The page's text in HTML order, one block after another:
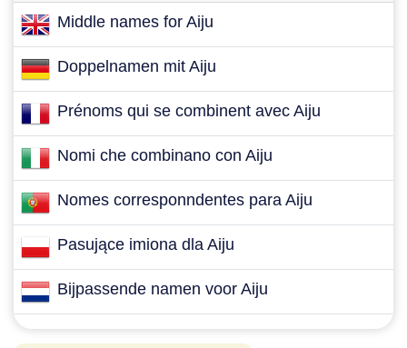
Middle names for Aiju
Doppelnamen mit Aiju
Prénoms qui se combinent avec Aiju
Nomi che combinano con Aiju
Nomes corresponndentes para Aiju
Pasujące imiona dla Aiju
Bijpassende namen voor Aiju